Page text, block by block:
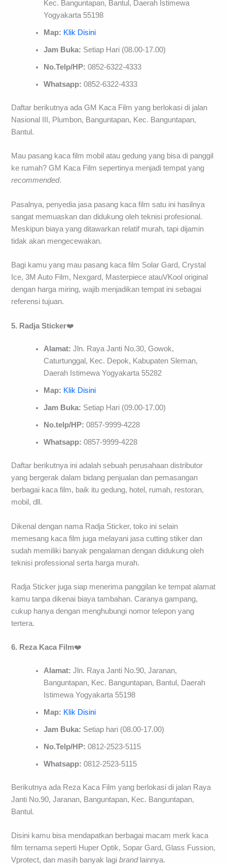
Kec. Banguntapan, Bantul, Daerah Istimewa
Yogyakarta 55198
Map: Klik Disini
Jam Buka: Setiap Hari (08.00-17.00)
No.Telp/HP:0852-6322-4333
Whatsapp:0852-6322-4333
Daftar berikutnya ada GM Kaca Film yang berlokasi di jalan
Nasional III, Plumbon, Banguntapan, Kec. Banguntapan,
Bantul.
Mau pasang kaca film mobil atau gedung yang bisa di panggil
ke rumah? GM Kaca Film sepertinya menjadi tempat yang
recommended.
Pasalnya, penyedia jasa pasang kaca film satu ini hasilnya
sangat memuaskan dan didukung oleh teknisi profesional.
Meskipun biaya yang ditawarkan relatif murah, tapi dijamin
tidak akan mengecewakan.
Bagi kamu yang mau pasang kaca film Solar Gard, Crystal
Ice, 3M Auto Film, Nexgard, Masterpiece atauVKool original
dengan harga miring, wajib menjadikan tempat ini sebagai
referensi tujuan.
5. Radja Sticker❤️
Alamat:Jln. Raya Janti No.30, Gowok,
Caturtunggal, Kec. Depok, Kabupaten Sleman,
Daerah Istimewa Yogyakarta 55282
Map: Klik Disini
Jam Buka: Setiap Hari (09.00-17.00)
No.telp/HP:0857-9999-4228
Whatsapp:0857-9999-4228
Daftar berikutnya ini adalah sebuah perusahaan distributor
yang bergerak dalam bidang penjualan dan pemasangan
berbagai kaca film, baik itu gedung, hotel, rumah, restoran,
mobil, dll.
Dikenal dengan nama Radja Sticker, toko ini selain
memesang kaca film juga melayani jasa cutting stiker dan
sudah memiliki banyak pengalaman dengan didukung oleh
teknisi professional serta harga murah.
Radja Sticker juga siap menerima panggilan ke tempat alamat
kamu tanpa dikenai biaya tambahan. Caranya gampang,
cukup hanya dengan menghubungi nomor telepon yang
tertera.
6. Reza Kaca Film❤️
Alamat:Jln. Raya Janti No.90, Jaranan,
Banguntapan, Kec. Banguntapan, Bantul, Daerah
Istimewa Yogyakarta 55198
Map: Klik Disini
Jam Buka: Setiap hari (08.00-17.00)
No.Telp/HP:0812-2523-5115
Whatsapp:0812-2523-5115
Berikutnya ada Reza Kaca Film yang berlokasi di jalan Raya
Janti No.90, Jaranan, Banguntapan, Kec. Banguntapan,
Bantul.
Disini kamu bisa mendapatkan berbagai macam merk kaca
film ternama seperti Huper Optik, Sopar Gard, Glass Fussion,
Vprotect, dan masih banyak lagibrandlainnya.